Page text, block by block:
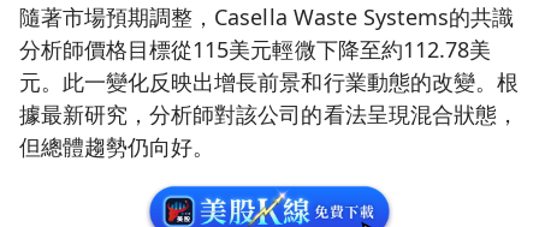
隨著市場預期調整，Casella Waste Systems的共識
分析師價格目標從115美元輕微下降至約112.78美
元。此一變化反映出增長前景和行業動態的改變。根
據最新研究，分析師對該公司的看法呈現混合狀態，
但總體趨勢仍向好。